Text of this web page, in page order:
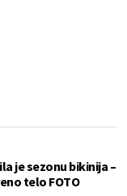
je sezonu bikinija –
telo FOTO